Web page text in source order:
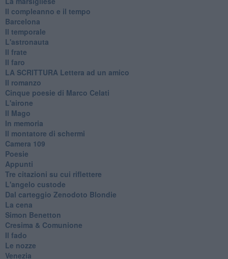
Il compleanno e il tempo
Barcelona
Il temporale
L'astronauta
Il frate
Il faro
​LA SCRITTURA Lettera ad un amico
Il romanzo
Cinque poesie di Marco Celati
L'airone
Il Mago
In memoria
Il montatore di schermi
Camera 109
Poesie
Appunti
Tre citazioni su cui riflettere
L'angelo custode
Dal carteggio Zenodoto Blondie
La cena
Simon Benetton
Cresima & Comunione
Il fado
Le nozze
Venezia